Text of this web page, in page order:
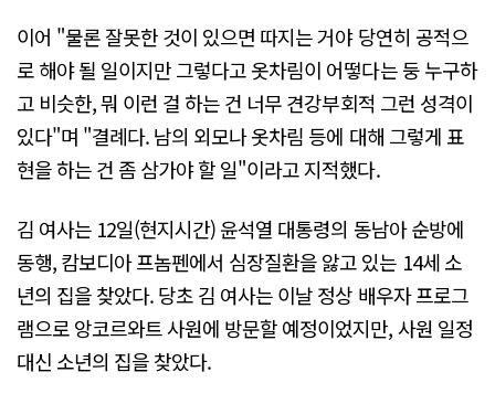
이어 "물론 잘못한 것이 있으면 따지는 거야 당연히 공적으
로 해야 될 일이지만 그렇다고 옷차림이 어떻다는 둥 누구하
고 비슷한, 뭐 이런 걸 하는 건 너무 견강부회적 그런 성격이
있다"며 "결례다. 남의 외모나 옷차림 등에 대해 그렇게 표
현을 하는 건 좀 삼가야 할 일"이라고 지적했다.
김 여사는 12일(현지시간) 윤석열 대통령의 동남아 순방에
동행, 캄보디아 프놈펜에서 심장질환을 앓고 있는 14세 소
년의 집을 찾았다. 당초 김 여사는 이날 정상 배우자 프로그
램으로 앙코르와트 사원에 방문할 예정이었지만, 사원 일정
대신 소년의 집을 찾았다.